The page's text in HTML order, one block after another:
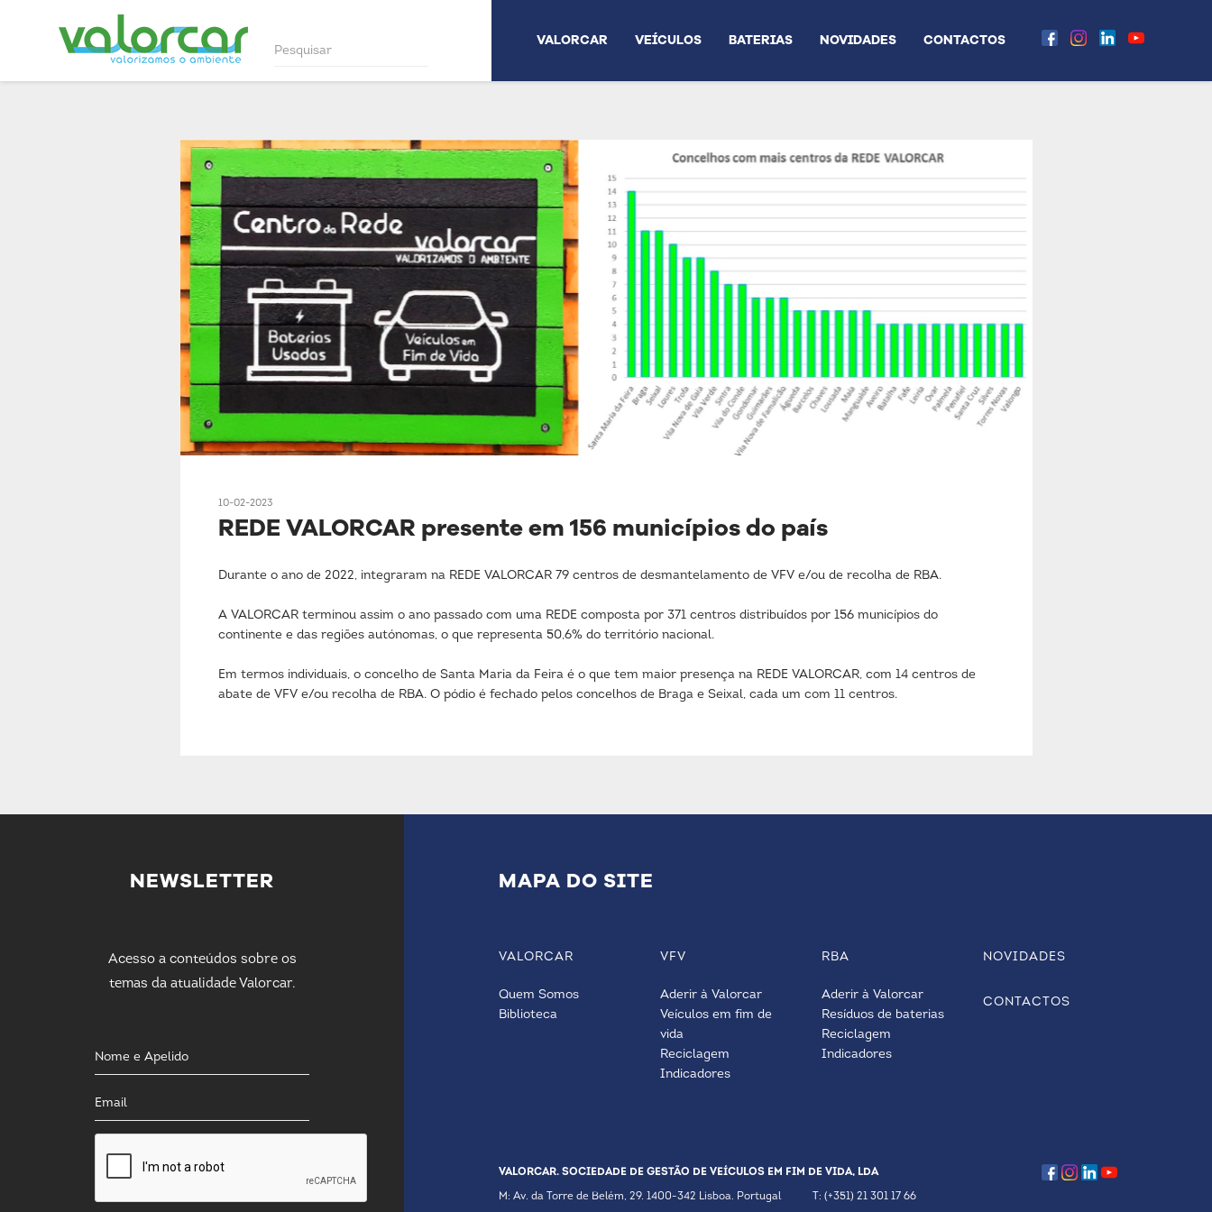
VALORCAR VEÍCULOS BATERIAS NOVIDADES CONTACTOS
10-02-2023
REDE VALORCAR presente em 156 municípios do país
Durante o ano de 2022, integraram na REDE VALORCAR 79 centros de desmantelamento de VFV e/ou de recolha de RBA.
A VALORCAR terminou assim o ano passado com uma REDE composta por 371 centros distribuídos por 156 municípios do
continente e das regiões autónomas, o que representa 50,6% do território nacional.
Em termos individuais, o concelho de Santa Maria da Feira é o que tem maior presença na REDE VALORCAR, com 14 centros de
abate de VFV e/ou recolha de RBA. O pódio é fechado pelos concelhos de Braga e Seixal, cada um com 11 centros.
NEWSLETTER
Acesso a conteúdos sobre os
temas da atualidade Valorcar.
MAPA DO SITE
VALORCAR
Quem Somos
Biblioteca
VFV
Aderir à Valorcar
Veículos em fim de
vida
Reciclagem
Indicadores
RBA
Aderir à Valorcar
Resíduos de baterias
Reciclagem
Indicadores
NOVIDADES
CONTACTOS
VALORCAR. SOCIEDADE DE GESTÃO DE VEÍCULOS EM FIM DE VIDA, LDA
M: Av. da Torre de Belém, 29. 1400-342 Lisboa. Portugal T: (+351) 21 301 17 66